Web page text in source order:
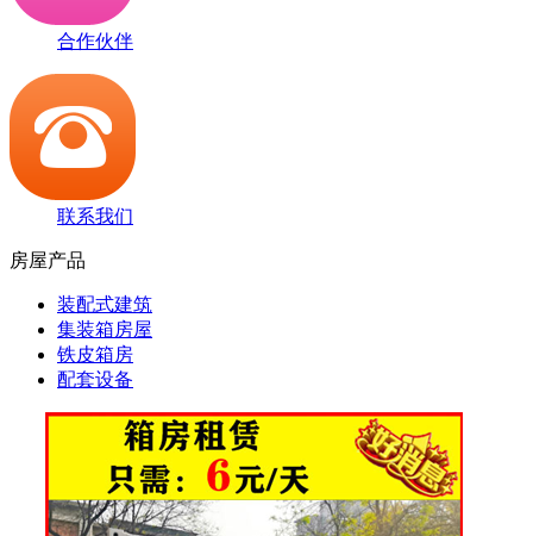
合作伙伴
联系我们
房屋产品
装配式建筑
集装箱房屋
铁皮箱房
配套设备